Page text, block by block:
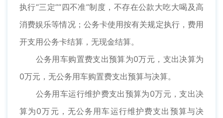
执行“三定”“四不准”制度，不存在公款大吃大喝及高
消费娱乐等情况；公务卡使用按有关规定执行，费用
开支用公务卡结算，无现金结算。
公务用车购置费支出预算为0万元，支出决算为
0万元，无公务用车购置费支出预算与决算。
公务用车运行维护费支出预算为0万元，支出决
算为0万元，无公务用车运行维护费支出预算与决